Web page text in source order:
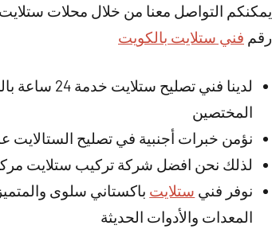
يمكنكم التواصل معنا من خلال محلات
رقم فني ستلايت بالكويت
لدينا فني
المختصين
نؤمن خبرات أجنبية في تصليح
لذلك نحن افضل شركة تركيب ستلايت
نوفر فني ستلايت باكستاني سلوى
المعدات والأدوات الحديثة